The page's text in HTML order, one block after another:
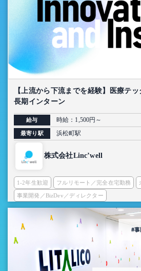
【上流から下流までを経験】医療テ
長期インターン
給与 時給：1,500円～
最寄り駅 浜松町駅
株式会社Linc’well
1-2年生歓迎 フルリモート／完全在宅勤務
事業開発／BizDev／ディレクター